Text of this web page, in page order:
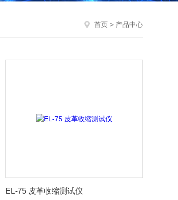
首页 > 产品中心
EL-75 皮革收缩测试仪